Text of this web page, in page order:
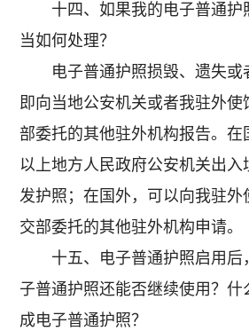
十四、如果我的电子普通护
当如何处理？
电子普通护照损毁、遗失或
即向当地公安机关或者我驻外使
部委托的其他驻外机构报告。在
以上地方人民政府公安机关出入
发护照；在国外，可以向我驻外
交部委托的其他驻外机构申请。
十五、电子普通护照启用后
子普通护照还能否继续使用？什
成电子普通护照？